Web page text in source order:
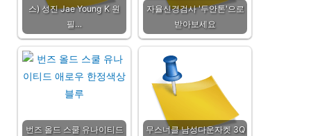
스) 성진 Jae Young K 원
필…
자율신경검사 '두안톤'으로
받아보세요
번즈 올드 스쿨 유나이티드
무스너클 남성다운자켓 3Q